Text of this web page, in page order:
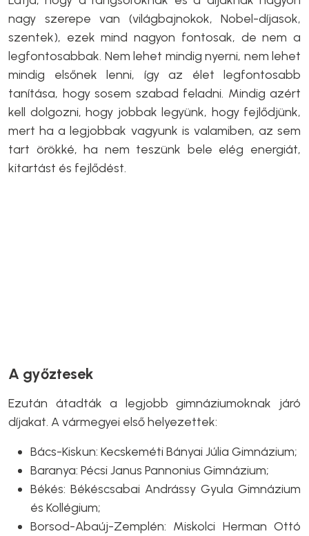
nagy szerepe van (világbajnokok, Nobel-díjasok,
szentek), ezek mind nagyon fontosak, de nem a
legfontosabbak. Nem lehet mindig nyerni, nem lehet
mindig elsőnek lenni, így az élet legfontosabb
tanítása, hogy sosem szabad feladni. Mindig azért
kell dolgozni, hogy jobbak legyünk, hogy fejlődjünk,
mert ha a legjobbak vagyunk is valamiben, az sem
tart örökké, ha nem teszünk bele elég energiát,
kitartást és fejlődést.
A győztesek
Ezután átadták a legjobb gimnáziumoknak járó
díjakat. A vármegyei első helyezettek:
Bács-Kiskun: Kecskeméti Bányai Júlia Gimnázium;
Baranya: Pécsi Janus Pannonius Gimnázium;
Békés: Békéscsabai Andrássy Gyula Gimnázium
és Kollégium;
Borsod-Abaúj-Zemplén: Miskolci Herman Ottó